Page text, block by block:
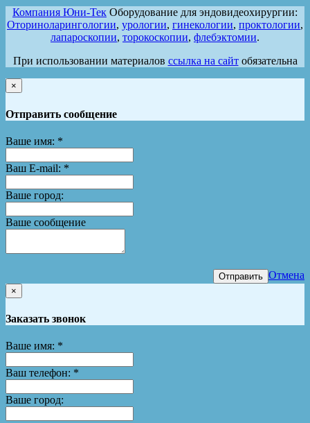
Компания Юни-Тек Оборудование для эндовидеохирургии:
Оториноларингологии, урологии, гинекологии, проктологии,
лапароскопии, торокоскопии, флебэктомии.
При использовании материалов ссылка на сайтобязательна
×
Отправить сообщение
Ваше имя: *
Ваш E-mail: *
Ваше город:
Ваше сообщение
Отправить Отмена
×
Заказать звонок
Ваше имя: *
Ваш телефон: *
Ваше город: